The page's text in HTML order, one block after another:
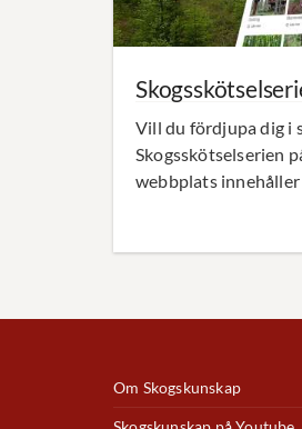
Vill du fördjupa dig i
Skogsskötselserien
webbplats
Om Skogskunskap